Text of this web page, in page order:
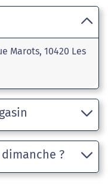
Marots, 10420 Les
?